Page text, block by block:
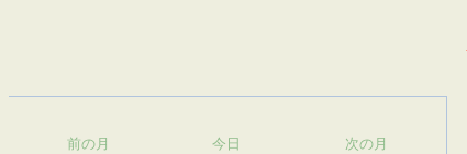
前の月 今日 次の月